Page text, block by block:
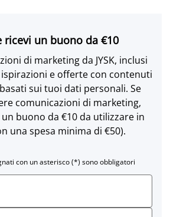
ricevi un buono da €10
di marketing da JYSK, inclusi
e offerte con contenuti
sui tuoi dati personali. Se
comunicazioni di marketing,
buono da €10 da utilizzare in
una spesa minima di €50).
con un asterisco (*) sono obbligatori